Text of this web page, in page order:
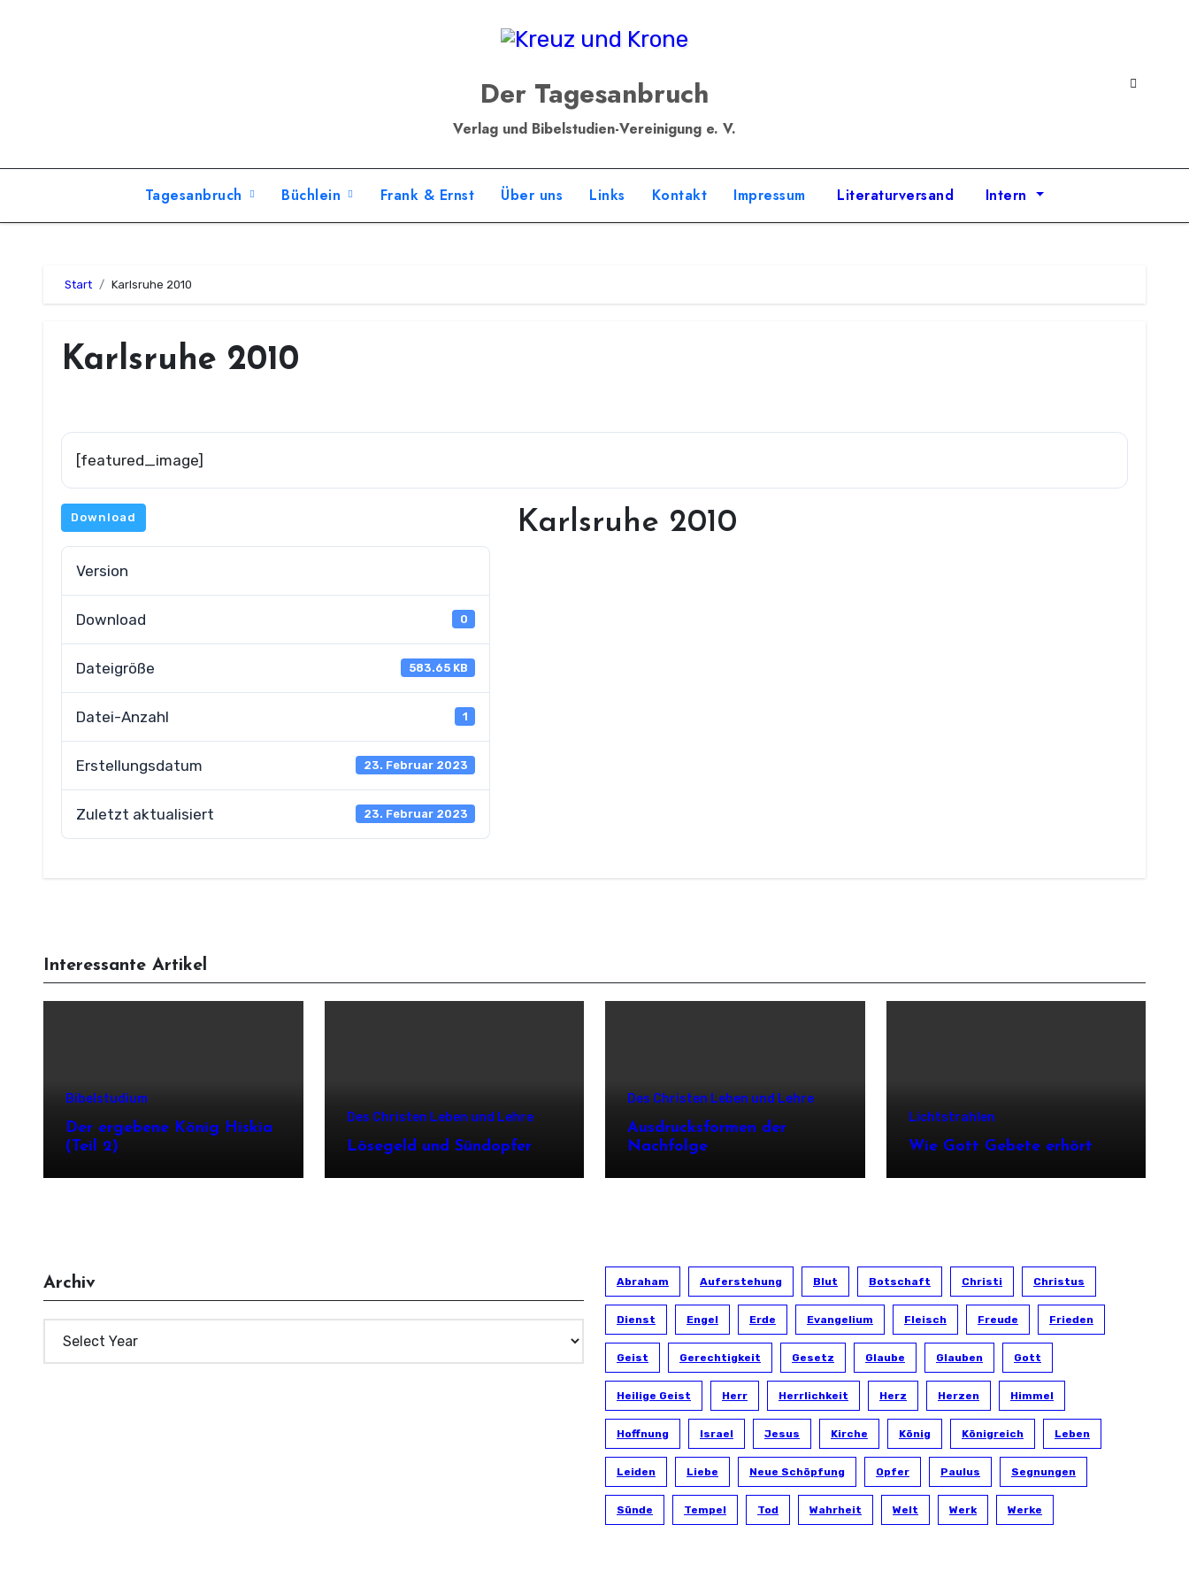
Der Tagesanbruch
Verlag und Bibelstudien-Vereinigung e. V.
Tagesanbruch Büchlein Frank & Ernst Über uns Links Kontakt Impressum Literaturversand Intern
Start Karlsruhe 2010
Karlsruhe 2010
[featured_image]
Download
Version
Download 0
Dateigröße 583.65 KB
Datei-Anzahl 1
Erstellungsdatum 23. Februar 2023
Zuletzt aktualisiert 23. Februar 2023
Karlsruhe 2010
Interessante Artikel
Bibelstudium
Der ergebene König Hiskia
(Teil 2)
Des Christen Leben und Lehre
Lösegeld und Sündopfer
Des Christen Leben und Lehre
Ausdrucksformen der
Nachfolge
Lichtstrahlen
Wie Gott Gebete erhört
Archiv Abraham Auferstehung Blut Botschaft Christi Christus
Dienst Engel Erde Evangelium Fleisch Freude Frieden
Geist Gerechtigkeit Gesetz Glaube Glauben Gott
Heilige Geist Herr Herrlichkeit Herz Herzen Himmel
Hoffnung Israel Jesus Kirche König Königreich Leben
Leiden Liebe Neue Schöpfung Opfer Paulus Segnungen
Sünde Tempel Tod Wahrheit Welt Werk Werke